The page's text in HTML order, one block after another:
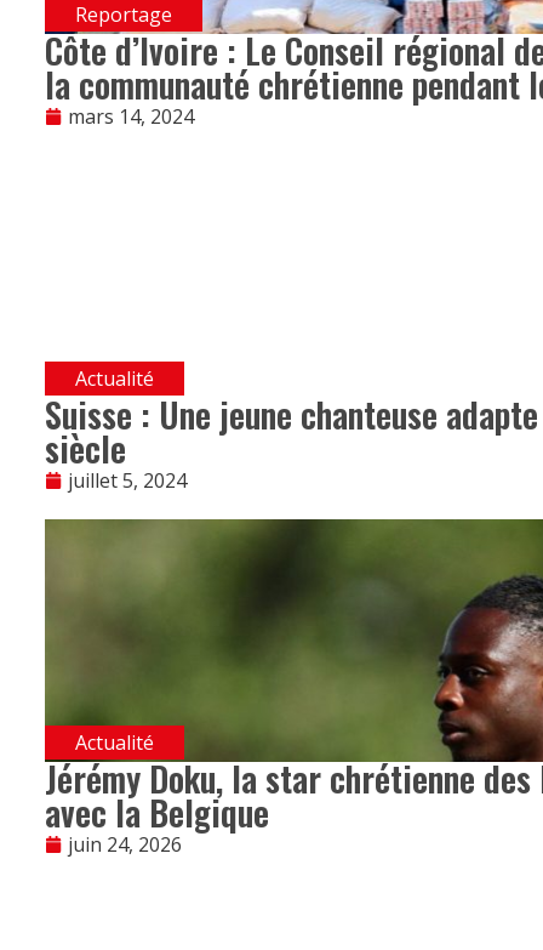
Reportage
Côte d’Ivoire : Le Conseil régional
la communauté chrétienne pendant
mars 14, 2024
Actualité
Suisse : Une jeune chanteuse
siècle
juillet 5, 2024
Actualité
Jérémy Doku, la star chrétienne
avec la Belgique
juin 24, 2026